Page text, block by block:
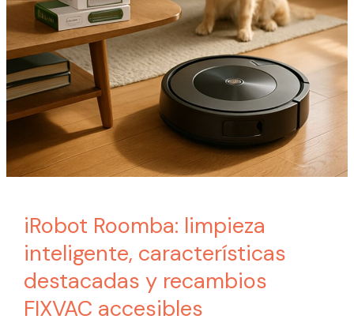
iRobot Roomba: limpieza
inteligente, características
destacadas y recambios
FIXVAC accesibles
accesibles